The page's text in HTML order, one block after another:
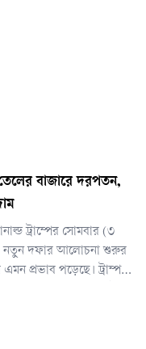
বাজারে দরপতন,
ট্রাম্পের সোমবার (৩
নতুন দফার আলোচনা শুরুর
প্রভাব পড়েছে। ট্রাম্প
সমঝোতার সুযোগ তৈরি